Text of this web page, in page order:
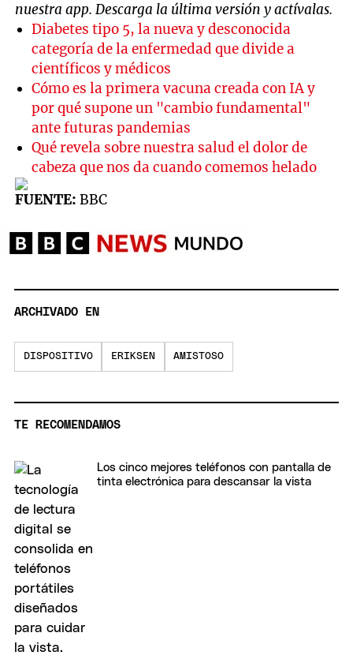
nuestra app. Descarga la última versión y actívalas.
Diabetes tipo 5, la nueva y desconocida
categoría de la enfermedad que divide a
científicos y médicos
Cómo es la primera vacuna creada con IA y
por qué supone un "cambio fundamental"
ante futuras pandemias
Qué revela sobre nuestra salud el dolor de
cabeza que nos da cuando comemos helado
FUENTE: BBC
ARCHIVADO EN
DISPOSITIVO ERIKSEN AMISTOSO
TE RECOMENDAMOS
Los cinco mejores teléfonos con pantalla de
tinta electrónica para descansar la vista